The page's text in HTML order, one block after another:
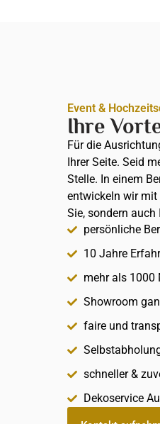
Event &
Ihre
Für die
Ihrer Seite. Seid
Stelle. In einem
entwickeln wir mit
Sie, sondern auch
persönliche
10 Jahre
mehr als 1000
Showroom
faire und
schneller &
Dekoservice